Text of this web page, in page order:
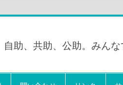
自助、共助、公助。みんな